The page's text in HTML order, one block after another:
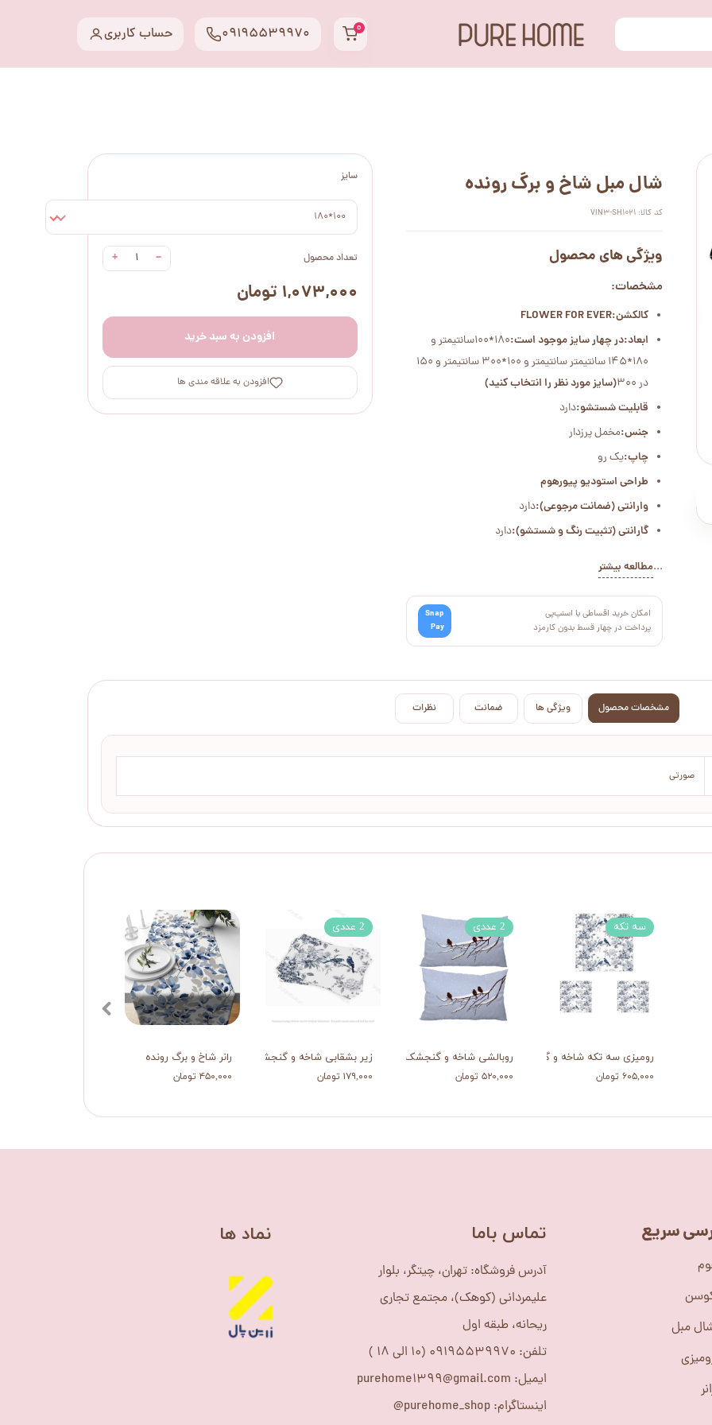
۰ حساب کاربری 09195539970
سایز
100*180
تعداد محصول −
+
۱,۰۷۳,۰۰۰ تومان
افزودن به سبد خرید
افزودن به علاقه مندی ها
شال مبل شاخ و برگ رونده
کد کالا: VIN3-SH1021
ویژگی های محصول
مشخصات:
کالکشن:FLOWER FOR EVER
ابعاد:در چهار سایز موجود است:
180*100سانتیمتر و
180*145 سانتیمتر سانتیمتر و 100*300 سانتیمتر و 150
در 300
(سایز مورد نظر را انتخاب کنید)
قابلیت شستشو:دارد
جنس:مخمل پرزدار
چاپ:یک رو
طراحی استودیو پیورهوم
وارانتی (ضمانت مرجوعی):دارد
گارانتی (تثبیت رنگ و شستشو):دارد
...مطالعه بیشتر
امکان خرید اقساطی با اسنپ‌پی
پرداخت در چهار قسط بدون کارمزد
Snap
Pay
مشخصات محصول ویژگی ها ضمانت نظرات
صورتی
رانر شاخ و برگ رونده
۴۵۰,۰۰۰ تومان
زیر بشقابی شاخه و گنجشک
۱۷۹,۰۰۰ تومان
2 عددی
روبالشی شاخه و گنجشک
۵۲۰,۰۰۰ تومان
2 عددی
رومیزی سه تکه شاخه و گنجشک
۶۰۵,۰۰۰ تومان
سه تکه
مبل
سریع ​تماس باما
آدرس فروشگاه: تهران، چیتگر، بلوار
علیمردانی (کوهک)، مجتمع تجاری
ریحانه، طبقه اول
تلفن: 09195539970 (10 الی 18 )
ایمیل: purehome1399@gmail.com
اینستاگرام: purehome_shop@
​نماد ها